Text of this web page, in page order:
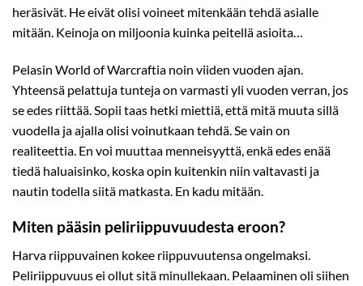
heräsivät. He eivät olisi voineet mitenkään tehdä asialle
mitään. Keinoja on miljoonia kuinka peitellä asioita…
Pelasin World of Warcraftia noin viiden vuoden ajan.
Yhteensä pelattuja tunteja on varmasti yli vuoden verran, jos
se edes riittää. Sopii taas hetki miettiä, että mitä muuta sillä
vuodella ja ajalla olisi voinutkaan tehdä. Se vain on
realiteettia. En voi muuttaa menneisyyttä, enkä edes enää
tiedä haluaisinko, koska opin kuitenkin niin valtavasti ja
nautin todella siitä matkasta. En kadu mitään.
Miten pääsin peliriippuvuudesta eroon?
Harva riippuvainen kokee riippuvuutensa ongelmaksi.
Peliriippuvuus ei ollut sitä minullekaan. Pelaaminen oli siihen